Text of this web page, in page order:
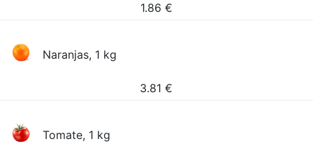
1.86 €
Naranjas, 1 kg
3.81 €
Tomate, 1 kg